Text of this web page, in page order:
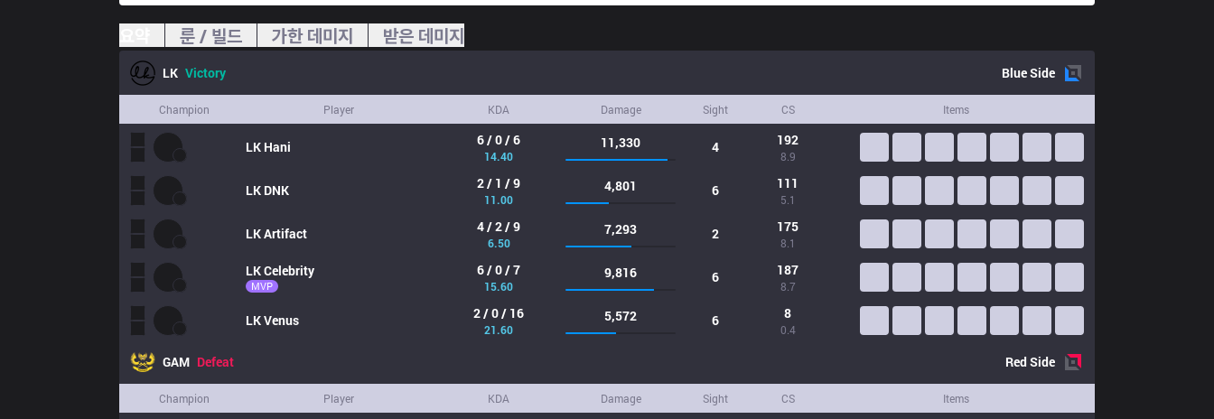
룬 / 빌드 가한 데미지 받은 데미지
LK Victory BlueSide
Champion Player KDA Damage Sight CS Items
LK Hani 6 / 0 / 6
14.40
11,330 4 192
8.9
LK DNK 2 / 1 / 9
11.00
4,801 6 111
5.1
LKArtifact 4 / 2 / 9
6.50
7,293 2 175
8.1
LKCelebrity
MVP
6 / 0 / 7
15.60
9,816 6 187
8.7
LKVenus 2 / 0 / 16
21.60
5,572 6 8
0.4
GAM Defeat RedSide
Champion Player KDA Damage Sight CS Items